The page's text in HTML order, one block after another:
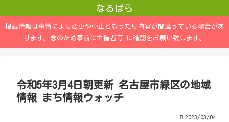
なるぱら
掲載情報は事情により変更や中止となったり内容が間違っている場合があ
ります。念のため事前に主催者等 に確認をお願い致します。
令和5年3月4日朝更新 名古屋市緑区の地域
情報 まち情報ウォッチ
2023/03/04